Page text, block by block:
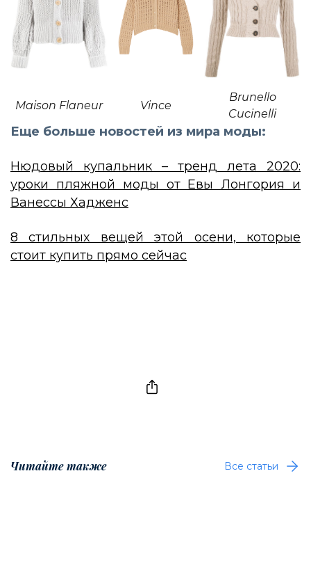
Maison Flaneur Vince
Brunello
Cucinelli
Еще больше новостей из мира моды:
Нюдовый купальник – тренд лета 2020:
уроки пляжной моды от Евы Лонгория и
Ванессы Хадженс
8 стильных вещей этой осени, которые
стоит купить прямо сейчас
Читайте также Все статьи